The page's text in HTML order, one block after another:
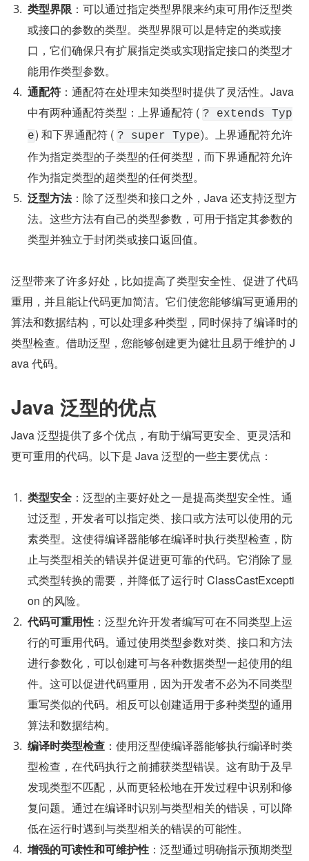
类型界限 ：可以通过指定类型界限来约束可用作泛型类
或接口的参数的类型。类型界限可以是特定的类或接
口，它们确保只有扩展指定类或实现指定接口的类型才
能用作类型参数。
通配符 ：通配符在处理未知类型时提供了灵活性。Java
中有两种通配符类型：上界通配符 ( ? extends Typ
e) 和下界通配符 ( ? super Type)。上界通配符允许
作为指定类型的子类型的任何类型，而下界通配符允许
作为指定类型的超类型的任何类型。
泛型方法：除了泛型类和接口之外，Java 还支持泛型方
法。这些方法有自己的类型参数，可用于指定其参数的
类型并独立于封闭类或接口返回值。
泛型带来了许多好处，比如提高了类型安全性、促进了代码
重用，并且能让代码更加简洁。它们使您能够编写更通用的
算法和数据结构，可以处理多种类型，同时保持了编译时的
类型检查。借助泛型，您能够创建更为健壮且易于维护的 J
ava 代码。
Java 泛型的优点
Java 泛型提供了多个优点，有助于编写更安全、更灵活和
更可重用的代码。以下是 Java 泛型的一些主要优点：
类型安全 ：泛型的主要好处之一是提高类型安全性。通
过泛型，开发者可以指定类、接口或方法可以使用的元
素类型。这使得编译器能够在编译时执行类型检查，防
止与类型相关的错误并促进更可靠的代码。它消除了显
式类型转换的需要，并降低了运行时 ClassCastExcepti
on 的风险。
代码可重用性 ：泛型允许开发者编写可在不同类型上运
行的可重用代码。通过使用类型参数对类、接口和方法
进行参数化，可以创建可与各种数据类型一起使用的组
件。这可以促进代码重用，因为开发者不必为不同类型
重写类似的代码。相反可以创建适用于多种类型的通用
算法和数据结构。
编译时类型检查 ：使用泛型使编译器能够执行编译时类
型检查，在代码执行之前捕获类型错误。这有助于及早
发现类型不匹配，从而更轻松地在开发过程中识别和修
复问题。通过在编译时识别与类型相关的错误，可以降
低在运行时遇到与类型相关的错误的可能性。
增强的可读性和可维护性 ：泛型通过明确指示预期类型